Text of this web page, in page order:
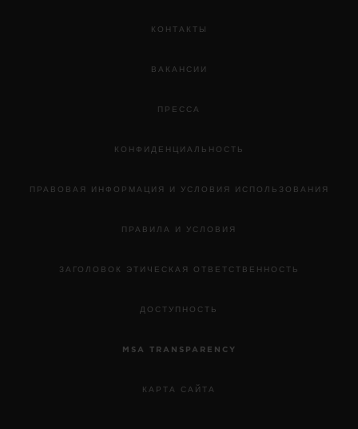
КОНТАКТЫ
ВАКАНСИИ
ПРЕССА
КОНФИДЕНЦИАЛЬНОСТЬ
ПРАВОВАЯ ИНФОРМАЦИЯ И УСЛОВИЯ ИСПОЛЬЗОВАНИЯ
ПРАВИЛА И УСЛОВИЯ
ЗАГОЛОВОК ЭТИЧЕСКАЯ ОТВЕТСТВЕННОСТЬ
ДОСТУПНОСТЬ
MSA TRANSPARENCY
КАРТА САЙТА